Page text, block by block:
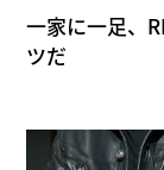
一家に一足、
ツだ